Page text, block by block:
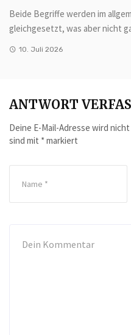
Beide Begriffe werden im
gleichgesetzt, was aber nicht
10. Juli 2026
ANTWORT
Deine E-Mail-Adresse wird
sind mit *markiert